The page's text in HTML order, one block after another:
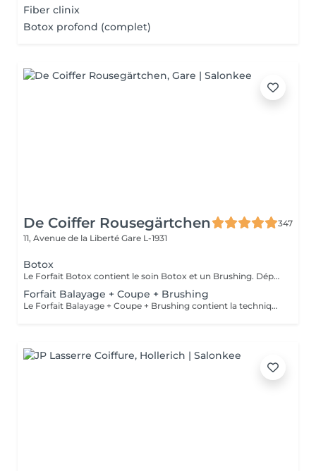
Fiber clinix
Botox profond (complet)
De Coiffer Rousegärtchen
347
11, Avenue de la Liberté Gare L-1931
Botox
Le Forfait Botox contient le soin Botox et un Brushing. Dépendant de la quantité de produit utilisée ou de la longueur des cheveux, le prix peut varier. En cas de questions veuillez appeler au +352 26 35 02 89.
Forfait Balayage + Coupe + Brushing
Le Forfait Balayage + Coupe + Brushing contient la technique Balayage, un coulage (pour donner le bon reflet au Balayage), Olaplex, une Coupe et un Brushing. Dépendant de la quantité de produit utilisée ou de la longueur des cheveux, le prix peut varier. En cas de questions veuillez appeler au +352 26 35 02 89.